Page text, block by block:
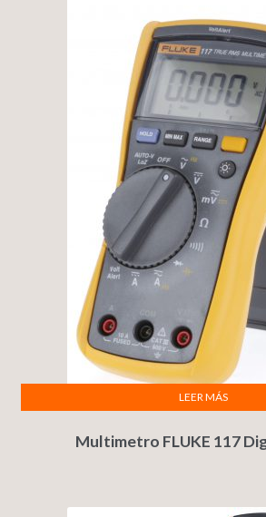
Multimetro FLUKE 117
LEER MÁS